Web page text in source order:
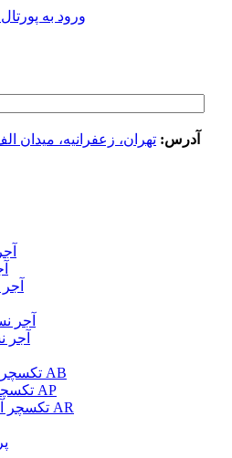
ورود به
آدرس: تهران، زعفرانیه، میدان الف، پلاک 21،
آجر
آجر
تکسچر آجر نسوز مدرن AB
تکسچر آجر نسوز پلاک AP
تکسچر آجر نسوز رستیک AR